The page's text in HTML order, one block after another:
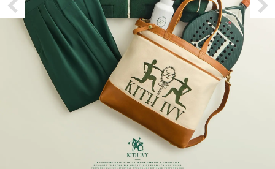
生 活
科 技
关于我们 联系我们